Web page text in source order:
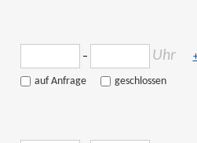
– Uhr
auf Anfrage geschlossen